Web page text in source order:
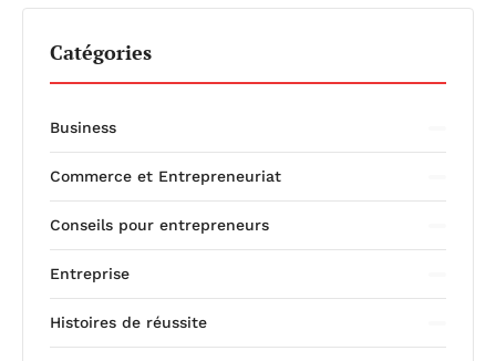
Catégories
Business
Commerce et Entrepreneuriat
Conseils pour entrepreneurs
Entreprise
Histoires de réussite